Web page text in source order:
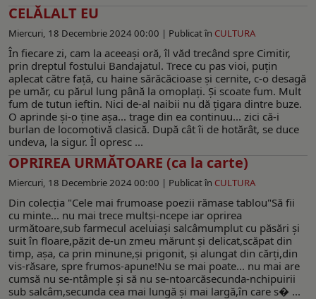
CELĂLALT EU
Miercuri, 18 Decembrie 2024 00:00 | Publicat în CULTURA
În fiecare zi, cam la aceeaşi oră, îl văd trecând spre Cimitir,
prin dreptul fostului Bandajatul. Trece cu pas vioi, puţin
aplecat către faţă, cu haine sărăcăcioase şi cernite, c-o desagă
pe umăr, cu părul lung până la omoplaţi. Şi scoate fum. Mult
fum de tutun ieftin. Nici de-al naibii nu dă ţigara dintre buze.
O aprinde şi-o ţine aşa... trage din ea continuu... zici că-i
burlan de locomotivă clasică. După cât îi de hotărât, se duce
undeva, la sigur. Îl opresc ...
OPRIREA URMĂTOARE (ca la carte)
Miercuri, 18 Decembrie 2024 00:00 | Publicat în CULTURA
Din colecția "Cele mai frumoase poezii rămase tablou"Să fii
cu minte... nu mai trece multşi-ncepe iar oprirea
următoare,sub farmecul aceluiaşi salcâmumplut cu păsări şi
suit în floare,păzit de-un zmeu mărunt şi delicat,scăpat din
timp, aşa, ca prin minune,şi prigonit, şi alungat din cărţi,din
vis-răsare, spre frumos-apune!Nu se mai poate... nu mai are
cumsă nu se-ntâmple şi să nu se-ntoarcăsecunda-nchipuirii
sub salcâm,secunda cea mai lungă şi mai largă,în care s� ...